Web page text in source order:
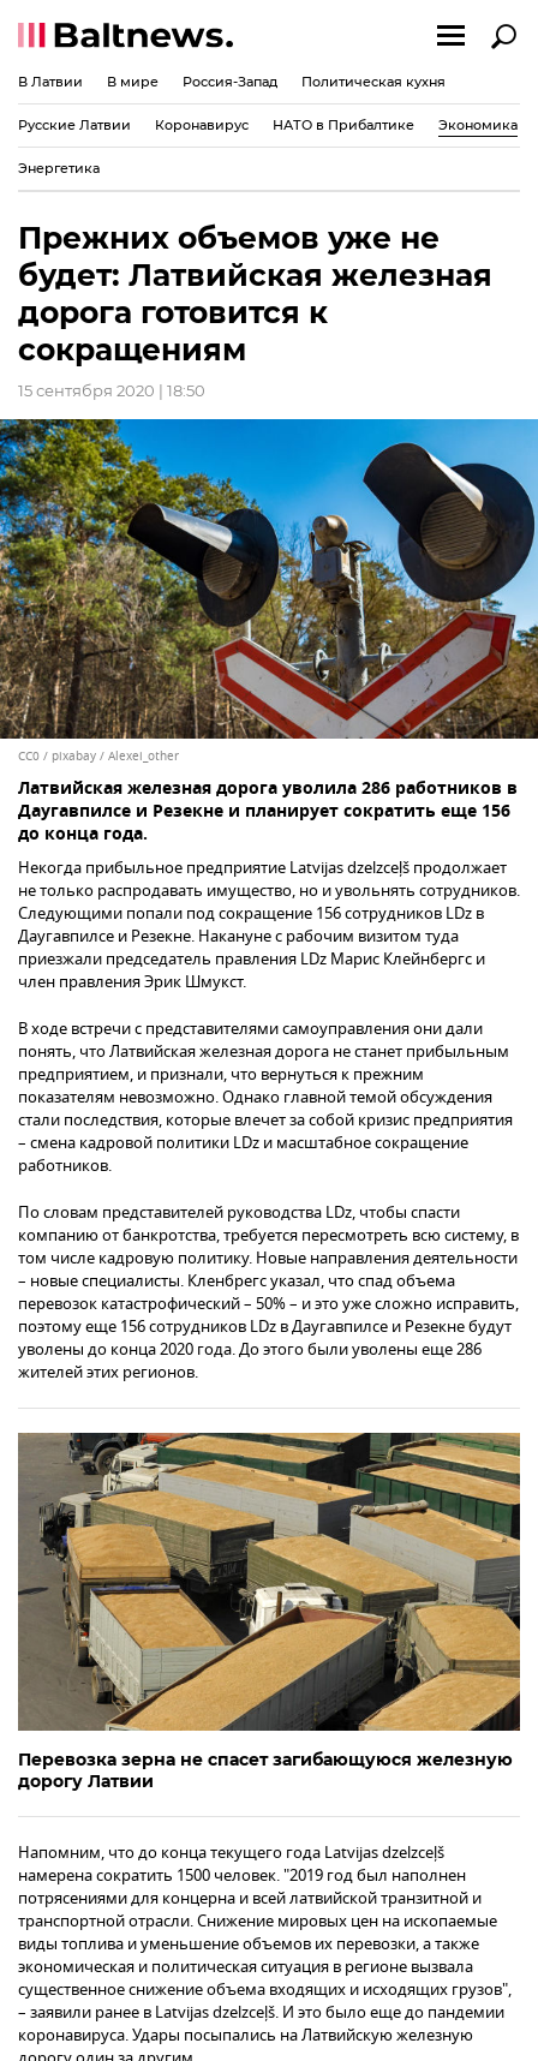
В Латвии В мире Россия-Запад Политическая кухня
Русские Латвии Коронавирус НАТО в Прибалтике Экономика
Энергетика
Прежних объемов уже не
будет: Латвийская железная
дорога готовится к
сокращениям
15 сентября 2020 | 18:50
CC0 / pixabay / Alexei_other
Латвийская железная дорога уволила 286 работников в
Даугавпилсе и Резекне и планирует сократить еще 156
до конца года.
Некогда прибыльное предприятие Latvijas dzelzceļš продолжает
не только распродавать имущество, но и увольнять сотрудников.
Следующими попали под сокращение 156 сотрудников LDz в
Даугавпилсе и Резекне. Накануне с рабочим визитом туда
приезжали председатель правления LDz Марис Клeйнбергс и
член правления Эрик Шмукст.
В ходе встречи с представителями самоуправления они дали
понять, что Латвийская железная дорога не станет прибыльным
предприятием, и признали, что вернуться к прежним
показателям невозможно. Однако главной темой обсуждения
стали последствия, которые влечет за собой кризис предприятия
– смена кадровой политики LDz и масштабное сокращение
работников.
По словам представителей руководства LDz, чтобы спасти
компанию от банкротства, требуется пересмотреть всю систему, в
том числе кадровую политику. Новые направления деятельности
– новые специалисты. Кленбрегс указал, что спад объема
перевозок катастрофический – 50% – и это уже сложно исправить,
поэтому еще 156 сотрудников LDz в Даугавпилсе и Резекне будут
уволены до конца 2020 года. До этого были уволены еще 286
жителей этих регионов.
Перевозка зерна не спасет загибающуюся железную
дорогу Латвии
Напомним, что до конца текущего года Latvijas dzelzceļš
намерена сократить 1500 человек. "2019 год был наполнен
потрясениями для концерна и всей латвийской транзитной и
транспортной отрасли. Снижение мировых цен на ископаемые
виды топлива и уменьшение объемов их перевозки, а также
экономическая и политическая ситуация в регионе вызвала
существенное снижение объема входящих и исходящих грузов",
– заявили ранее в Latvijas dzelzceļš. И это было еще до пандемии
коронавируса. Удары посыпались на Латвийскую железную